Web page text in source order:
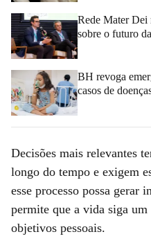
Rede Mater Dei
sobre o futuro
BH revoga
casos de
Decisões mais relevantes
longo do tempo e exigem
esse processo possa gerar
permite que a vida siga
objetivos pessoais.